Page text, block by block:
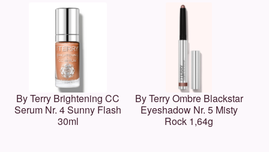
By Terry Brightening CC
Serum Nr. 4 Sunny Flash
30ml
By Terry Ombre Blackstar
Eyeshadow Nr. 5 Misty
Rock 1,64g